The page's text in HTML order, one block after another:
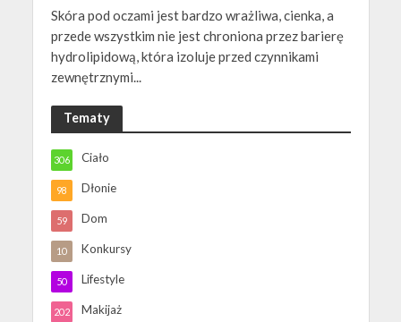
Skóra pod oczami jest bardzo wrażliwa, cienka, a
przede wszystkim nie jest chroniona przez barierę
hydrolipidową, która izoluje przed czynnikami
zewnętrznymi...
Tematy
Ciało
306
Dłonie
98
Dom
59
Konkursy
10
Lifestyle
50
Makijaż
202